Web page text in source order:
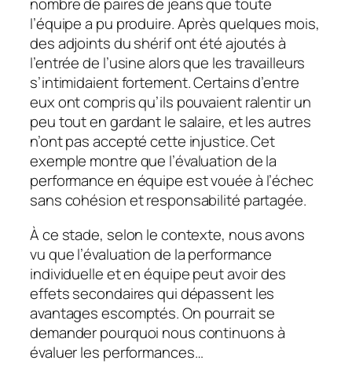
nombre de paires de jeans que toute
l’équipe a pu produire. Après quelques mois,
des adjoints du shérif ont été ajoutés à
l’entrée de l’usine alors que les travailleurs
s’intimidaient fortement. Certains d’entre
eux ont compris qu’ils pouvaient ralentir un
peu tout en gardant le salaire, et les autres
n’ont pas accepté cette injustice. Cet
exemple montre que l’évaluation de la
performance en équipe est vouée à l’échec
sans cohésion et responsabilité partagée.
À ce stade, selon le contexte, nous avons
vu que l’évaluation de la performance
individuelle et en équipe peut avoir des
effets secondaires qui dépassent les
avantages escomptés. On pourrait se
demander pourquoi nous continuons à
évaluer les performances…